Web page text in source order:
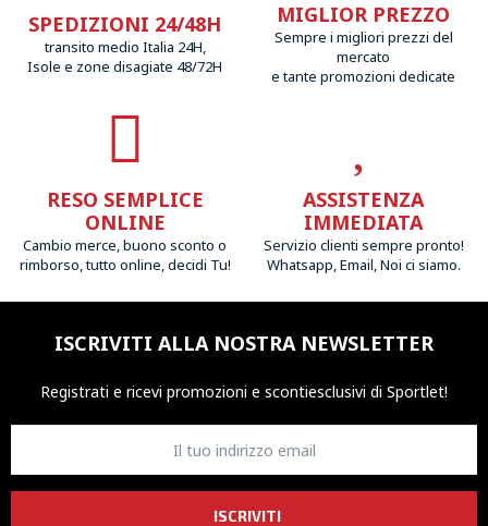
SPEDIZIONI 24/48H
transito medio Italia 24H,
Isole e zone disagiate 48/72H
MIGLIOR PREZZO
Sempre i migliori prezzi del
mercato
e tante promozioni dedicate
RESO SEMPLICE
ONLINE
Cambio merce, buono sconto o
rimborso, tutto online, decidi Tu!
ASSISTENZA
IMMEDIATA
Servizio clienti sempre pronto!
Whatsapp, Email, Noi ci siamo.
ISCRIVITI ALLA NOSTRA NEWSLETTER
Registrati e ricevi promozioni e scontiesclusivi di Sportlet!
ISCRIVITI